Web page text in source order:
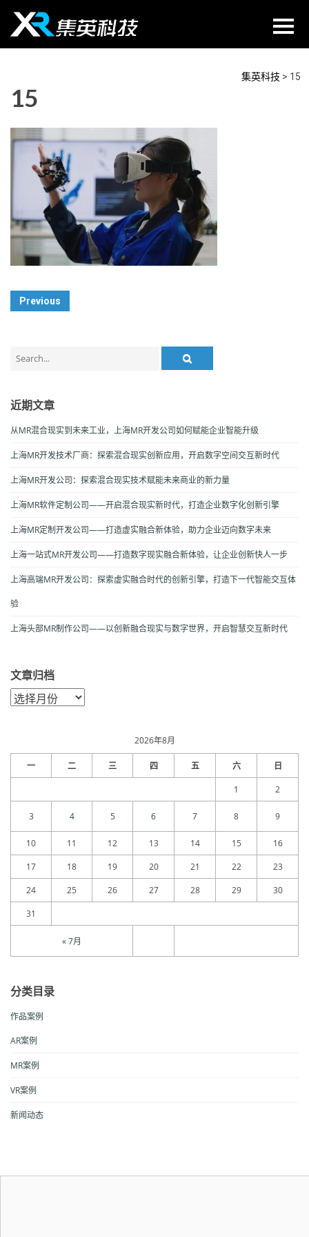
content
集英科技 > 15
15
Post
Navigation
Previous
for:
近期文章
从MR混合现实到未来工业，上海MR开发公司如何赋能企业智能升级
上海MR开发技术厂商：探索混合现实创新应用，开启数字空间交互新时代
上海MR开发公司：探索混合现实技术赋能未来商业的新力量
上海MR软件定制公司——开启混合现实新时代，打造企业数字化创新引擎
上海MR定制开发公司——打造虚实融合新体验，助力企业迈向数字未来
上海一站式MR开发公司——打造数字现实融合新体验，让企业创新快人一步
上海高端MR开发公司：探索虚实融合时代的创新引擎，打造下一代智能交互体
验
上海头部MR制作公司——以创新融合现实与数字世界，开启智慧交互新时代
文章归档
文
章
2026年8月
一 二 三 四 五 六 日
« 7月
1 2
3 4 5 6 7 8 9
10 11 12 13 14 15
16
17
18 19 20 21 22
23
24
25 26 27 28 29
30
31
分类目录
作品案例
AR案例
MR案例
VR案例
新闻动态